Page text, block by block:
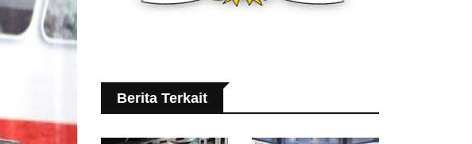
Berita Terkait